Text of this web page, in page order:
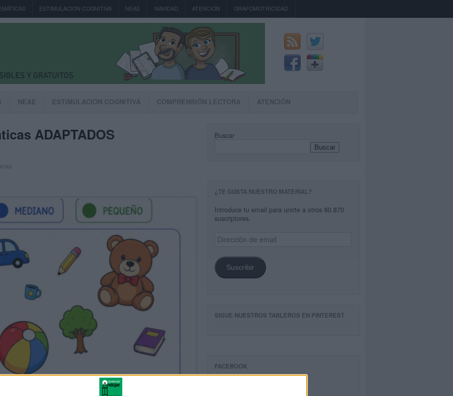
ESTIMULACION COGNITIVA NEAE NAVIDAD ATENCIÓN GRAFOMOTRICIDAD
NEAE ESTIMULACION COGNITIVA COMPRENSIÓN LECTORA ATENCIÓN
ADAPTADOS
Buscar
Buscar
¿TE GUSTA NUESTRO MATERIAL?
Introduce tu email para unirte a otros 80.870
suscriptores.
Dirección
de
Suscribir
SIGUE NUESTROS TABLEROS EN PINTEREST
FACEBOOK